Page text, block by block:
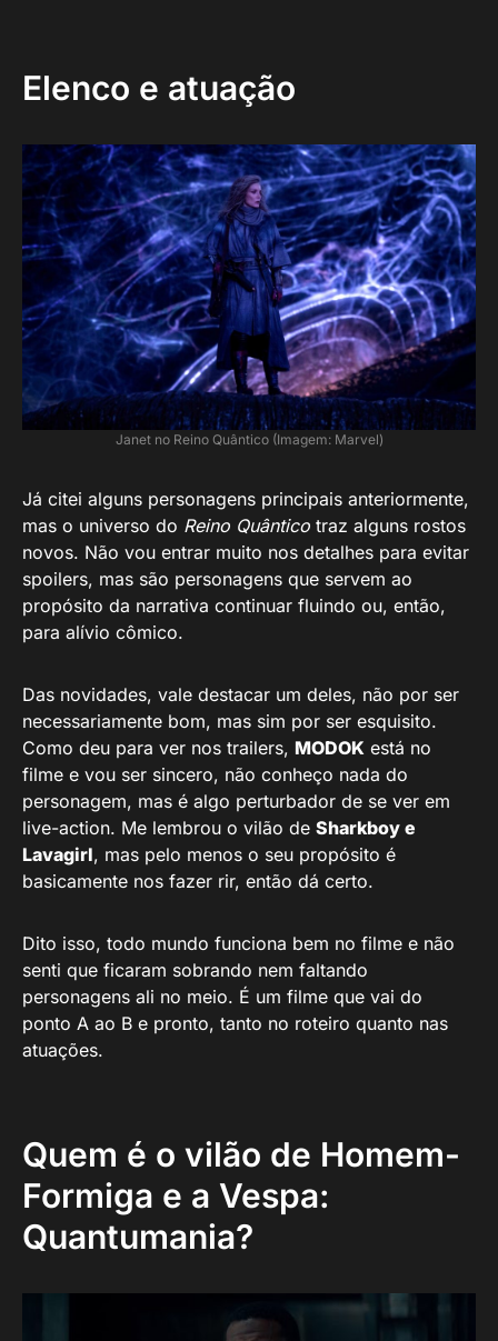
Elenco e atuação
Janet no Reino Quântico (Imagem: Marvel)
Já citei alguns personagens principais anteriormente,
mas o universo do Reino Quântico traz alguns rostos
novos. Não vou entrar muito nos detalhes para evitar
spoilers, mas são personagens que servem ao
propósito da narrativa continuar fluindo ou, então,
para alívio cômico.
Das novidades, vale destacar um deles, não por ser
necessariamente bom, mas sim por ser esquisito.
Como deu para ver nos trailers, MODOK está no
filme e vou ser sincero, não conheço nada do
personagem, mas é algo perturbador de se ver em
live-action. Me lembrou o vilão de Sharkboy e
Lavagirl, mas pelo menos o seu propósito é
basicamente nos fazer rir, então dá certo.
Dito isso, todo mundo funciona bem no filme e não
senti que ficaram sobrando nem faltando
personagens ali no meio. É um filme que vai do
ponto A ao B e pronto, tanto no roteiro quanto nas
atuações.
Quem é o vilão de Homem-
Formiga e a Vespa:
Quantumania?